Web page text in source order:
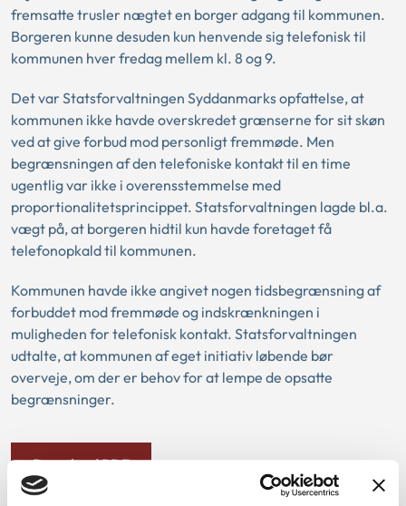
fremsatte trusler nægtet en borger adgang til kommunen.
Borgeren kunne desuden kun henvende sig telefonisk til
kommunen hver fredag mellem kl. 8 og 9.
Det var Statsforvaltningen Syddanmarks opfattelse, at
kommunen ikke havde overskredet grænserne for sit skøn
ved at give forbud mod personligt fremmøde. Men
begrænsningen af den telefoniske kontakt til en time
ugentlig var ikke i overensstemmelse med
proportionalitetsprincippet. Statsforvaltningen lagde bl.a.
vægt på, at borgeren hidtil kun havde foretaget få
telefonopkald til kommunen.
Kommunen havde ikke angivet nogen tidsbegrænsning af
forbuddet mod fremmøde og indskrænkningen i
muligheden for telefonisk kontakt. Statsforvaltningen
udtalte, at kommunen af eget initiativ løbende bør
overveje, om der er behov for at lempe de opsatte
begrænsninger.
Download PDF